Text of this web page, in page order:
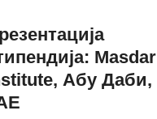
Masdar
Абу Даби,